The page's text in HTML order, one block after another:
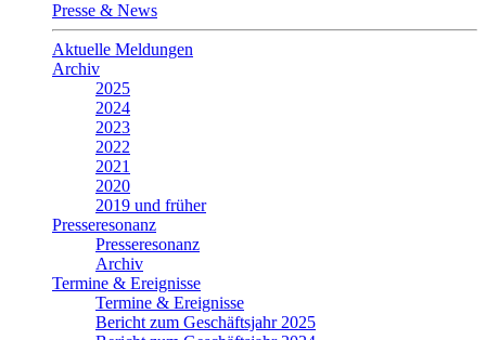
Presse & News
Aktuelle Meldungen
Archiv
2025
2024
2023
2022
2021
2020
2019 und früher
Presseresonanz
Presseresonanz
Archiv
Termine & Ereignisse
Termine & Ereignisse
Bericht zum Geschäftsjahr 2025